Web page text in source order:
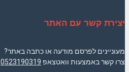
יצירת קשר עם האתר
מעוניינים לפרסם מודעה או כתבה באתר?
צרו קשר באמצעות וואטצאפ 0523190319